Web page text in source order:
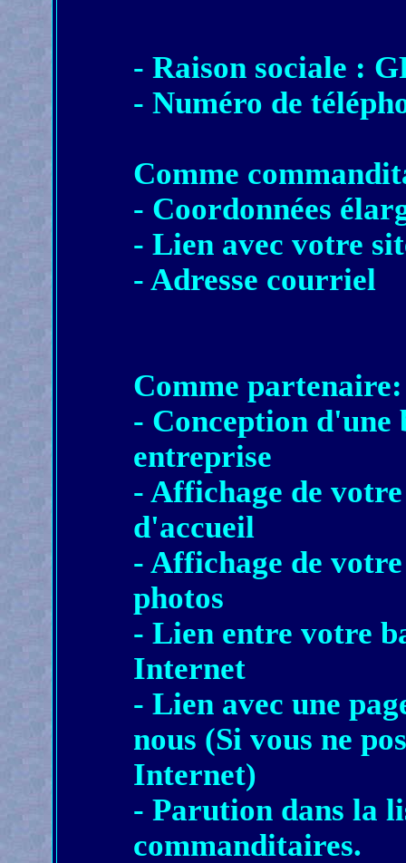
- Raison sociale :
- Numéro de
Comme
- Coordonnées
- Lien avec votre
- Adresse courriel
Comme partenaire:
- Conception d'une
entreprise
- Affichage de
d'accueil
- Affichage de
photos
- Lien entre votre
Internet
- Lien avec une
nous (Si vous ne
Internet)
- Parution dans la
commanditaires.